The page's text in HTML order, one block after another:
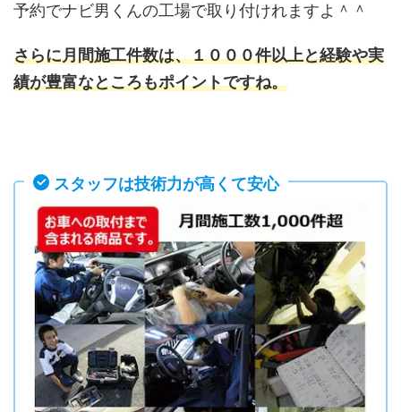
予約でナビ男くんの工場で取り付けれますよ＾＾
さらに月間施工件数は、１０００件以上と経験や実
績が豊富なところもポイントですね。
スタッフは技術力が高くて安心